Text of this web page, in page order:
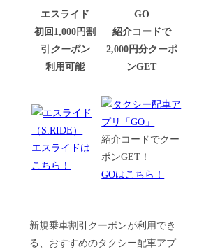
エスライド
初回1,000円割
引 クーポン
利用可能
GO
紹介コードで
2,000円分クーポ
ンGET
エスライドは
こちら！
紹介コードでクー
ポンGET！
GOはこちら！
新規乗車割引クーポンが利用でき
る、おすすめのタクシー配車アプ